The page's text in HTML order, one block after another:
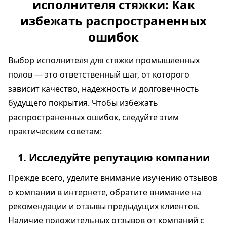
исполнителя стяжки: Как
избежать распространенных
ошибок
Выбор исполнителя для стяжки промышленных
полов — это ответственный шаг, от которого
зависит качество, надежность и долговечность
будущего покрытия. Чтобы избежать
распространенных ошибок, следуйте этим
практическим советам:
1. Исследуйте репутацию компании
Прежде всего, уделите внимание изучению отзывов
о компании в интернете, обратите внимание на
рекомендации и отзывы предыдущих клиентов.
Наличие положительных отзывов от компаний с